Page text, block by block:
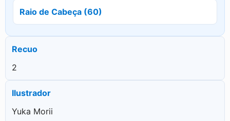
Raio de Cabeça (60)
Recuo
2
Ilustrador
Yuka Morii